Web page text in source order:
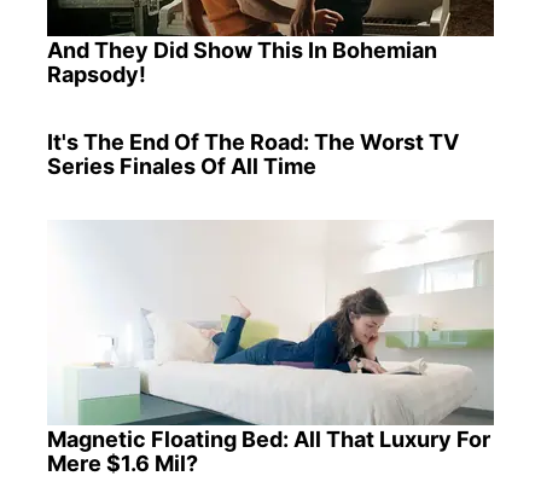
And They Did Show This In Bohemian
Rapsody!
It's The End Of The Road: The Worst TV
Series Finales Of All Time
Magnetic Floating Bed: All That Luxury For
Mere $1.6 Mil?